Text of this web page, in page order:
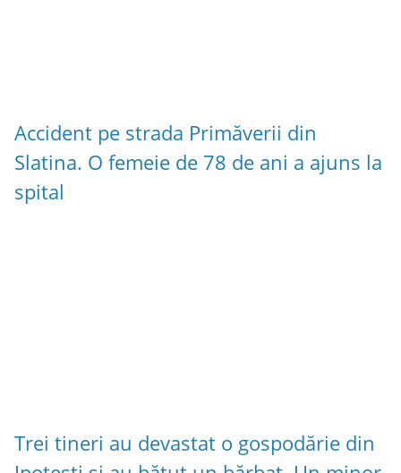
Accident pe strada Primăverii din
Slatina. O femeie de 78 de ani a ajuns la
spital
Trei tineri au devastat o gospodărie din